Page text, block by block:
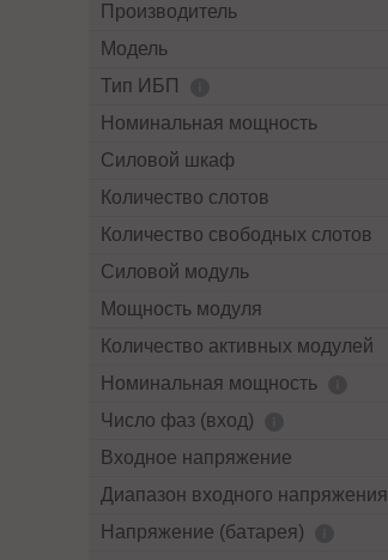
Производитель
Модель
Тип ИБП
Номинальная мощность
Силовой шкаф
Количество слотов
Количество свободных слотов
Силовой модуль
Мощность модуля
Количество активных модулей
Номинальная мощность
Число фаз (вход)
Входное напряжение
Диапазон входного напряжения
Напряжение (батарея)